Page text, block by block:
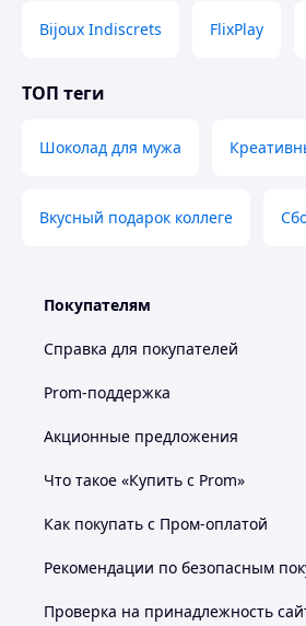
Bijoux Indiscrets FlixPlay
ТОП теги
Шоколад для мужа
Вкусный подарок коллеге
Покупателям
Справка для покупателей
Prom-поддержка
Акционные предложения
Что такое «Купить с Prom»
Как покупать с Пром-оплатой
Рекомендации по безопасным
Проверка на принадлежность